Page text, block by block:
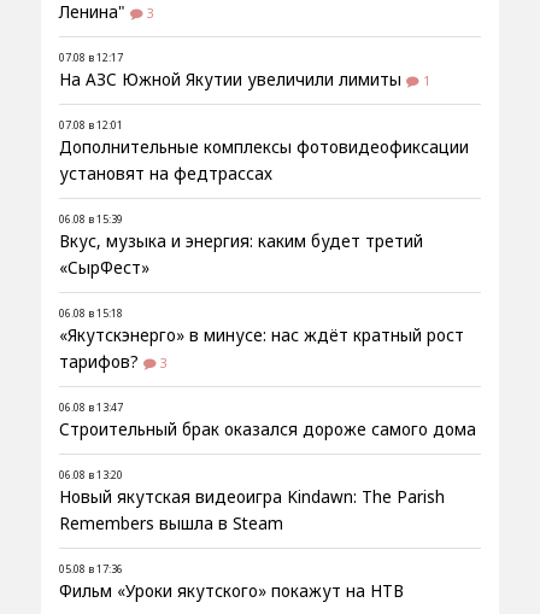
Ленина"
3
07.08 в 12:17
На АЗС Южной Якутии увеличили лимиты 1
07.08 в 12:01
Дополнительные комплексы фотовидеофиксации
установят на федтрассах
06.08 в 15:39
Вкус, музыка и энергия: каким будет третий
«СырФест»
06.08 в 15:18
«Якутскэнерго» в минусе: нас ждёт кратный рост
тарифов?
3
06.08 в 13:47
Строительный брак оказался дороже самого дома
06.08 в 13:20
Новый якутская видеоигра Kindawn: The Parish
Remembers вышла в Steam
05.08 в 17:36
Фильм «Уроки якутского» покажут на НТВ